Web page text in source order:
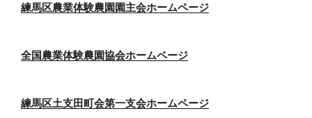
練馬区農業体験農園園主会ホームページ
全国農業体験農園協会ホームページ
練馬区土支田町会第一支会ホームページ